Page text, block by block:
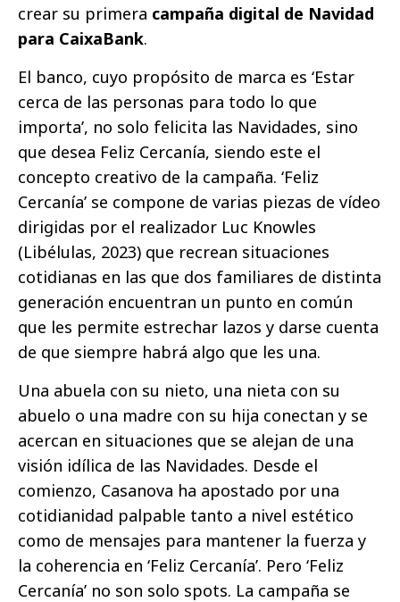
crear su primera campaña digital de Navidad
para CaixaBank.
El banco, cuyo propósito de marca es ‘Estar
cerca de las personas para todo lo que
importa’, no solo felicita las Navidades, sino
que desea Feliz Cercanía, siendo este el
concepto creativo de la campaña. ‘Feliz
Cercanía’ se compone de varias piezas de vídeo
dirigidas por el realizador Luc Knowles
(Libélulas, 2023) que recrean situaciones
cotidianas en las que dos familiares de distinta
generación encuentran un punto en común
que les permite estrechar lazos y darse cuenta
de que siempre habrá algo que les una.
Una abuela con su nieto, una nieta con su
abuelo o una madre con su hija conectan y se
acercan en situaciones que se alejan de una
visión idílica de las Navidades. Desde el
comienzo, Casanova ha apostado por una
cotidianidad palpable tanto a nivel estético
como de mensajes para mantener la fuerza y
la coherencia en ‘Feliz Cercanía’. Pero ‘Feliz
Cercanía’ no son solo spots. La campaña se